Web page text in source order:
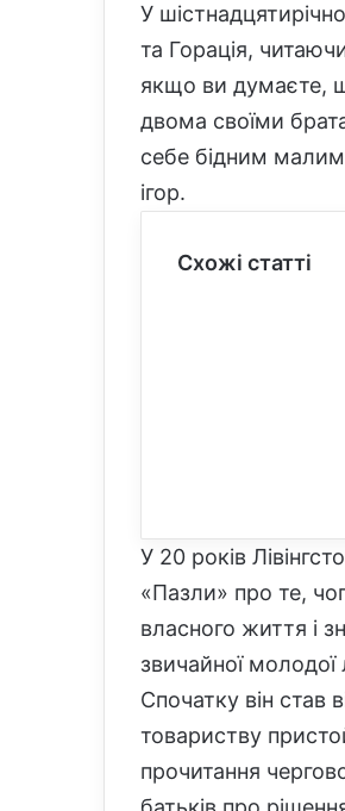
У
та Горація,
якщо ви думаєте,
двома своїми
себе бідним
ігор.
Схожі статті
У 20 років
«Пазли» про те,
власного життя і
звичайної
Спочатку він став
товариству
прочитання